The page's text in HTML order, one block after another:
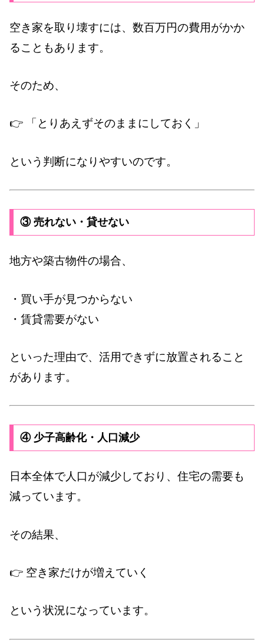
空き家を取り壊すには、数百万円の費用がかか
ることもあります。
そのため、
👉 「とりあえずそのままにしておく」
という判断になりやすいのです。
③ 売れない・貸せない
地方や築古物件の場合、
・買い手が見つからない
・賃貸需要がない
といった理由で、活用できずに放置されること
があります。
④ 少子高齢化・人口減少
日本全体で人口が減少しており、住宅の需要も
減っています。
その結果、
👉 空き家だけが増えていく
という状況になっています。